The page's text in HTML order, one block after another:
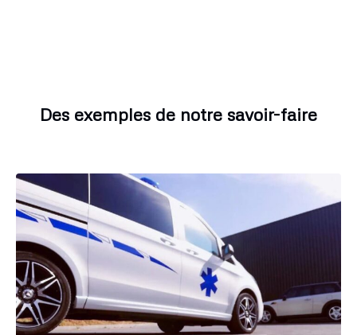
Des exemples de notre savoir-faire